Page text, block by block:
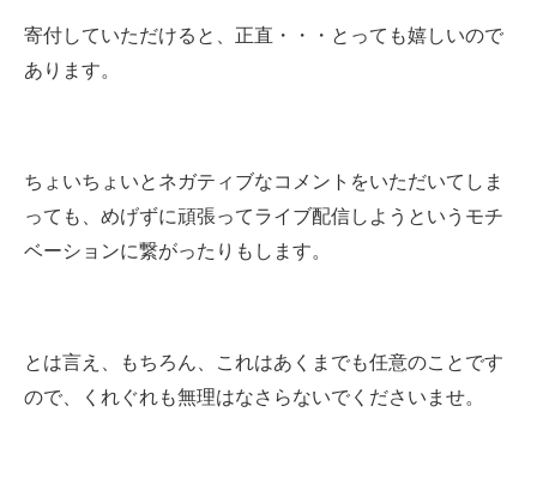
寄付していただけると、正直・・・とっても嬉しいので
あります。
ちょいちょいとネガティブなコメントをいただいてしま
っても、めげずに頑張ってライブ配信しようというモチ
ベーションに繋がったりもします。
とは言え、もちろん、これはあくまでも任意のことです
ので、くれぐれも無理はなさらないでくださいませ。